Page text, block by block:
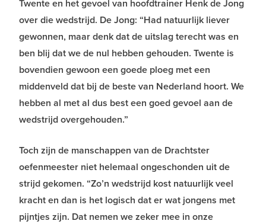
Twente en het gevoel van hoofdtrainer Henk de Jong
over die wedstrijd. De Jong: “Had natuurlijk liever
gewonnen, maar denk dat de uitslag terecht was en
ben blij dat we de nul hebben gehouden. Twente is
bovendien gewoon een goede ploeg met een
middenveld dat bij de beste van Nederland hoort. We
hebben al met al dus best een goed gevoel aan de
wedstrijd overgehouden.”
Toch zijn de manschappen van de Drachtster
oefenmeester niet helemaal ongeschonden uit de
strijd gekomen. “Zo’n wedstrijd kost natuurlijk veel
kracht en dan is het logisch dat er wat jongens met
pijntjes zijn. Dat nemen we zeker mee in onze